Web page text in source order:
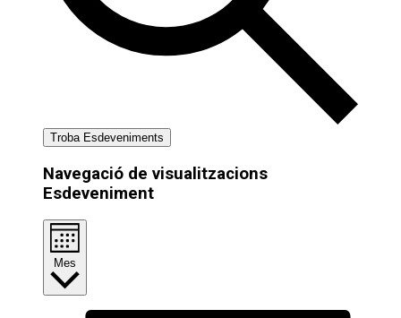
Troba Esdeveniments
Navegació de visualitzacions
Esdeveniment
Mes